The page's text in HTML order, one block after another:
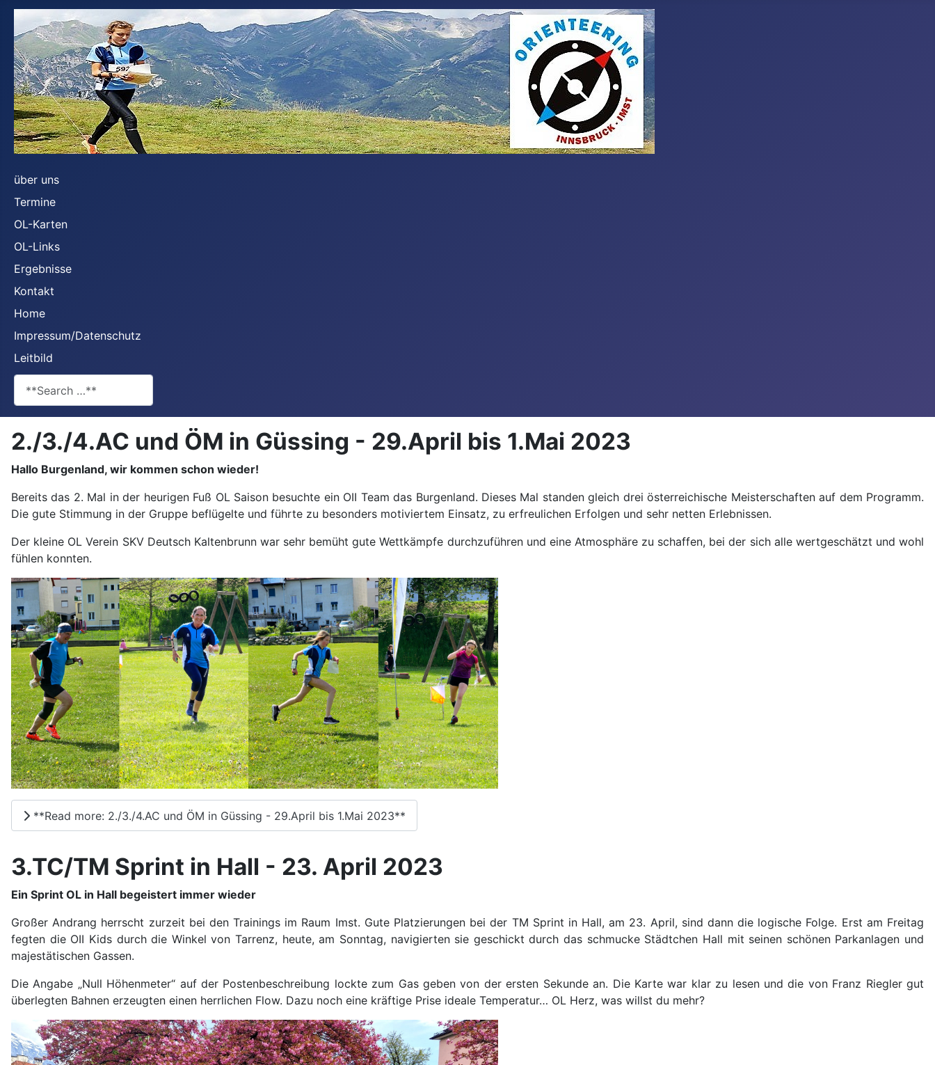
über uns
Termine
OL-Karten
OL-Links
Ergebnisse
Kontakt
Home
Impressum/Datenschutz
Leitbild
2./3./4.AC und ÖM in Güssing - 29.April bis 1.Mai 2023
Hallo Burgenland, wir kommen schon wieder!
Bereits das 2. Mal in der heurigen Fuß OL Saison besuchte ein OII Team das Burgenland. Dieses Mal standen gleich drei österreichische Meisterschaften auf dem Programm.
Die gute Stimmung in der Gruppe beflügelte und führte zu besonders motiviertem Einsatz, zu erfreulichen Erfolgen und sehr netten Erlebnissen.
Der kleine OL Verein SKV Deutsch Kaltenbrunn war sehr bemüht gute Wettkämpfe durchzuführen und eine Atmosphäre zu schaffen, bei der sich alle wertgeschätzt und wohl
fühlen konnten.
**Read more: 2./3./4.AC und ÖM in Güssing - 29.April bis 1.Mai 2023**
3.TC/TM Sprint in Hall - 23. April 2023
Ein Sprint OL in Hall begeistert immer wieder
Großer Andrang herrscht zurzeit bei den Trainings im Raum Imst. Gute Platzierungen bei der TM Sprint in Hall, am 23. April, sind dann die logische Folge. Erst am Freitag
fegten die OII Kids durch die Winkel von Tarrenz, heute, am Sonntag, navigierten sie geschickt durch das schmucke Städtchen Hall mit seinen schönen Parkanlagen und
majestätischen Gassen.
Die Angabe „Null Höhenmeter“ auf der Postenbeschreibung lockte zum Gas geben von der ersten Sekunde an. Die Karte war klar zu lesen und die von Franz Riegler gut
überlegten Bahnen erzeugten einen herrlichen Flow. Dazu noch eine kräftige Prise ideale Temperatur… OL Herz, was willst du mehr?